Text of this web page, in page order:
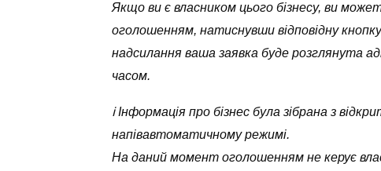
Якщо ви є власником цього бізнесу, ви
оголошенням, натиснувши відповідну
надсилання ваша заявка буде розглянута
часом.
ℹ️ Інформація про бізнес була зібрана з
напівавтоматичному режимі.
На даний момент оголошенням не керує